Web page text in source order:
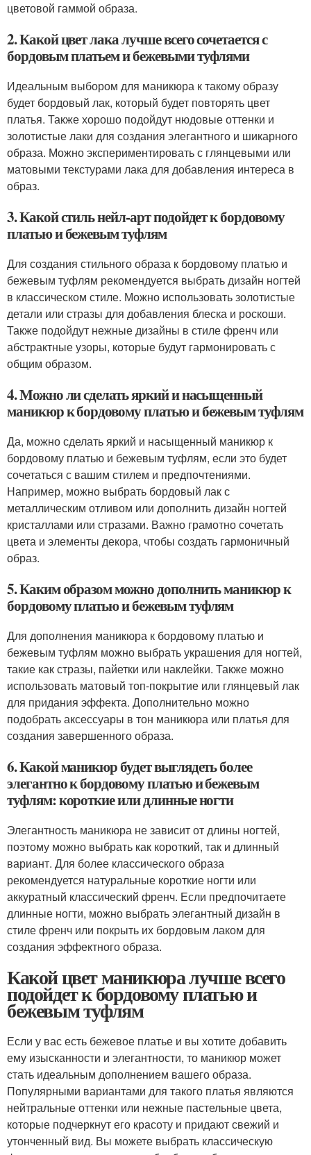
цветовой гаммой образа.
2. Какой цвет лака лучше всего сочетается с
бордовым платьем и бежевыми туфлями
Идеальным выбором для маникюра к такому образу
будет бордовый лак, который будет повторять цвет
платья. Также хорошо подойдут нюдовые оттенки и
золотистые лаки для создания элегантного и шикарного
образа. Можно экспериментировать с глянцевыми или
матовыми текстурами лака для добавления интереса в
образ.
3. Какой стиль нейл-арт подойдет к бордовому
платью и бежевым туфлям
Для создания стильного образа к бордовому платью и
бежевым туфлям рекомендуется выбрать дизайн ногтей
в классическом стиле. Можно использовать золотистые
детали или стразы для добавления блеска и роскоши.
Также подойдут нежные дизайны в стиле френч или
абстрактные узоры, которые будут гармонировать с
общим образом.
4. Можно ли сделать яркий и насыщенный
маникюр к бордовому платью и бежевым туфлям
Да, можно сделать яркий и насыщенный маникюр к
бордовому платью и бежевым туфлям, если это будет
сочетаться с вашим стилем и предпочтениями.
Например, можно выбрать бордовый лак с
металлическим отливом или дополнить дизайн ногтей
кристаллами или стразами. Важно грамотно сочетать
цвета и элементы декора, чтобы создать гармоничный
образ.
5. Каким образом можно дополнить маникюр к
бордовому платью и бежевым туфлям
Для дополнения маникюра к бордовому платью и
бежевым туфлям можно выбрать украшения для ногтей,
такие как стразы, пайетки или наклейки. Также можно
использовать матовый топ-покрытие или глянцевый лак
для придания эффекта. Дополнительно можно
подобрать аксессуары в тон маникюра или платья для
создания завершенного образа.
6. Какой маникюр будет выглядеть более
элегантно к бордовому платью и бежевым
туфлям: короткие или длинные ногти
Элегантность маникюра не зависит от длины ногтей,
поэтому можно выбрать как короткий, так и длинный
вариант. Для более классического образа
рекомендуется натуральные короткие ногти или
аккуратный классический френч. Если предпочитаете
длинные ногти, можно выбрать элегантный дизайн в
стиле френч или покрыть их бордовым лаком для
создания эффектного образа.
Какой цвет маникюра лучше всего
подойдет к бордовому платью и
бежевым туфлям
Если у вас есть бежевое платье и вы хотите добавить
ему изысканности и элегантности, то маникюр может
стать идеальным дополнением вашего образа.
Популярными вариантами для такого платья являются
нейтральные оттенки или нежные пастельные цвета,
которые подчеркнут его красоту и придают свежий и
утонченный вид. Вы можете выбрать классическую